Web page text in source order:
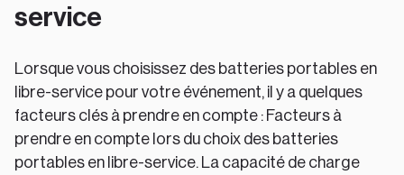
service
Lorsque vous choisissez des batteries portables en
libre-service pour votre événement, il y a quelques
facteurs clés à prendre en compte : Facteurs à
prendre en compte lors du choix des batteries
portables en libre-service. La capacité de charge